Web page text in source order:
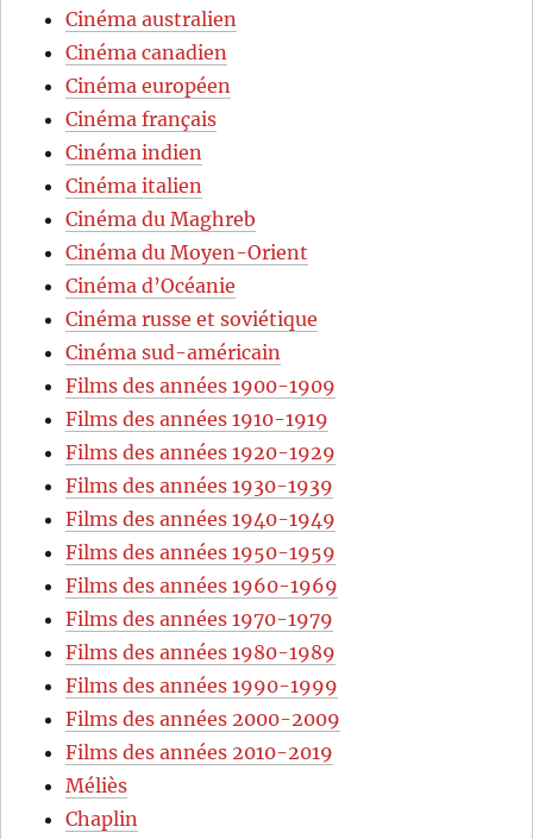
Cinéma australien
Cinéma canadien
Cinéma européen
Cinéma français
Cinéma indien
Cinéma italien
Cinéma du Maghreb
Cinéma du Moyen-Orient
Cinéma d’Océanie
Cinéma russe et soviétique
Cinéma sud-américain
Films des années 1900-1909
Films des années 1910-1919
Films des années 1920-1929
Films des années 1930-1939
Films des années 1940-1949
Films des années 1950-1959
Films des années 1960-1969
Films des années 1970-1979
Films des années 1980-1989
Films des années 1990-1999
Films des années 2000-2009
Films des années 2010-2019
Méliès
Chaplin